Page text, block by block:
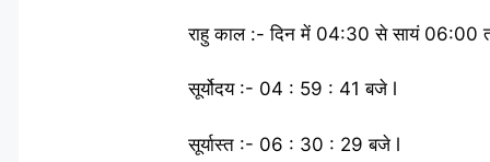
राहु काल :- दिन में 04:30 से सायं 06:00
सूर्योदय :- 04 : 59 : 41 बजे l
सूर्यास्त :- 06 : 30 : 29 बजे l